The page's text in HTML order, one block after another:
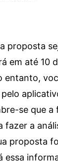
proposta
em até 10
entanto,
se que
fazer a
proposta
essa